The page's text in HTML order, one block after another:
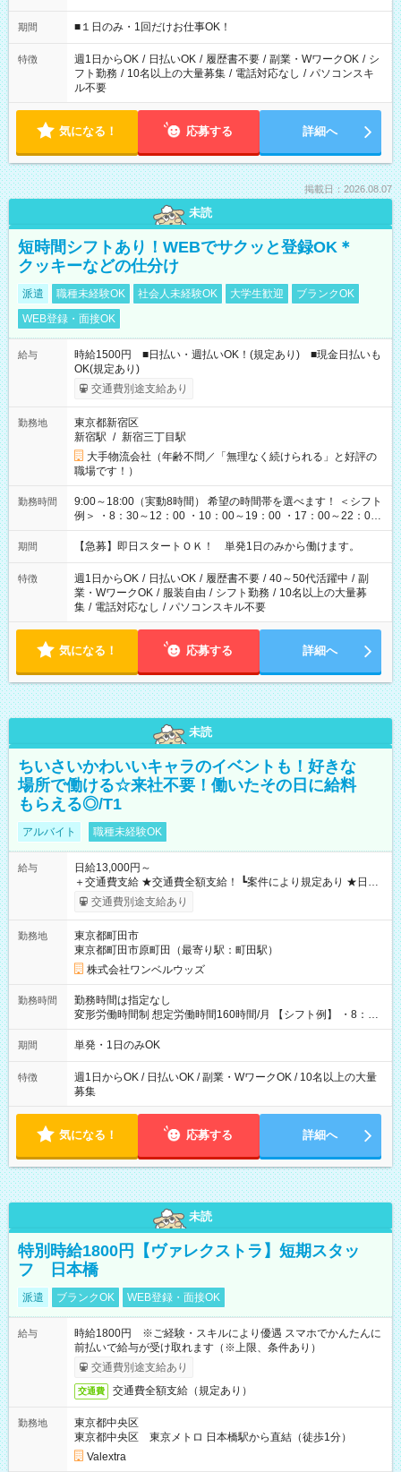
etc ★最短で3時間で5,120円のお仕事から 15時間で2万円近く稼
げるお仕事も！ ご希望のお時間に合わせてご紹介！ ※シフトは
ください！
期間 ■１日のみ・1回だけお仕事OK！
特徴 週1日からOK / 日払いOK / 履歴書不要 / 副業・WワークOK / シ
フト勤務 / 10名以上の大量募集 / 電話対応なし / パソコンスキ
ル不要
気になる！ 応募する 詳細へ
掲載日：2026.08.07
未読
短時間シフトあり！WEBでサクッと登録OK＊
クッキーなどの仕分け
派遣 職種未経験OK 社会人未経験OK 大学生歓迎
ブランクOK
WEB登録・面接OK
給与
時給1500円 ■日払い・週払いOK！(規定あり) ■現金日払いも
OK(規定あり)
交通費別途支給あり
勤務地
東京都新宿区
新宿駅 / 新宿三丁目駅
大手物流会社（年齢不問／「無理なく続けられる」と好評の
職場です！）
勤務時間
9:00～18:00（実動8時間） 希望の時間帯を選べます！ ＜シフト
例＞ ・8：30～12：00 ・10：00～19：00 ・17：00～22：00
・13：00～22：00 ・22：00～翌6：00 など
期間 【急募】即日スタートＯＫ！ 単発1日のみから働けます。
特徴 週1日からOK / 日払いOK / 履歴書不要 / 40～50代活躍中 / 副
業・WワークOK / 服装自由 / シフト勤務 / 10名以上の大量募
集 / 電話対応なし / パソコンスキル不要
気になる！ 応募する 詳細へ
未読
ちいさいかわいいキャラのイベントも！好きな
場所で働ける☆来社不要！働いたその日に給料
もらえる◎/T1
アルバイト 職種未経験OK
給与
日給13,000円～
＋交通費支給 ★交通費全額支給！ ┗案件により規定あり ★日払
いOK！（規定あり） ┗働いたその日に現金GET♪ お仕事後はコ
ンビニATMから 日払い分を引き落とせます！ 【試用期間】試
交通費別途支給あり
勤務地
東京都町田市
東京都町田市原町田（最寄り駅：町田駅）
株式会社ワンベルウッズ
勤務時間
勤務時間は指定なし
変形労働時間制 想定労働時間160時間/月 【シフト例】 ・8：00
～21：00
期間 単発・1日のみOK
特徴
週1日からOK / 日払いOK / 副業・WワークOK / 10名以上の大量
募集
気になる！ 応募する 詳細へ
未読
特別時給1800円【ヴァレクストラ】短期スタッ
フ 日本橋
派遣 ブランクOK WEB登録・面接OK
給与
時給1800円 ※ご経験・スキルにより優遇 スマホでかんたんに
前払いで給与が受け取れます（※上限、条件あり）
交通費別途支給あり
交通費 交通費全額支給（規定あり）
勤務地
東京都中央区
東京都中央区 東京メトロ 日本橋駅から直結（徒歩1分）
Valextra